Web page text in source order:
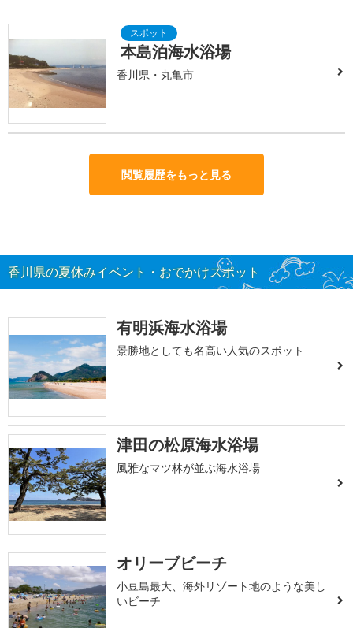
本島泊海水浴場
香川県・丸亀市
閲覧履歴をもっと見る
香川県の夏休みイベント・おでかけスポット
有明浜海水浴場
景勝地としても名高い人気のスポット
津田の松原海水浴場
風雅なマツ林が並ぶ海水浴場
オリーブビーチ
小豆島最大、海外リゾート地のような美し
いビーチ